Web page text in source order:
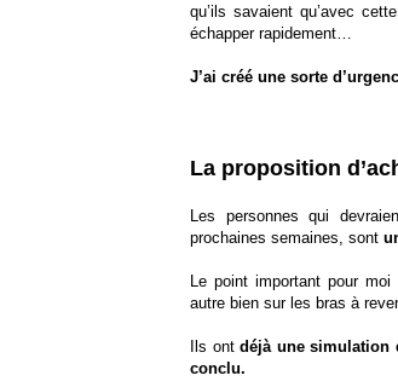
qu’ils savaient qu’avec
échapper rapidement…
J’ai créé une sorte
La proposition
Les personnes qui
prochaines semaines, sont
Le point important pour
autre bien sur les bras à
Ils ontdéjà une simulation
conclu.